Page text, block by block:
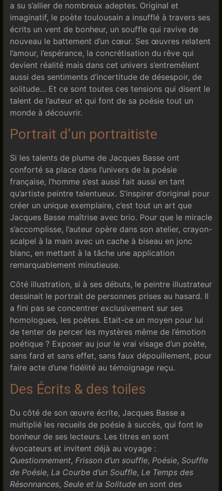
a su s’allier de nombreux adeptes. Original et
imaginatif, le poète toulousain a insufflé à travers ses
écrits un vent de bonheur, un souffle qui ravive de
nouveau le battement d’un cœur. Ses œuvres relatent
l’amour, l’espérance, la concrétisation du rêve qui
devient réalité mais dans cet univers s’entremêlent
aussi des sentiments d’incertitude de désespoir, de
solitude… Et ce sont toutes ces tensions qui disent le
talent de l’auteur et qui font de sa poésie tout un
monde à découvrir.
Portrait d’un portraitiste
Si les talents de plume de Jacques Basse ont
conforté sa place dans l’univers de la poésie
française, l’homme s’est aussi fait aussi en tant
qu’artiste peintre talentueux. S’inspirer d’original pour
créer un unique exemplaire, c’est tout un art que
Jacques Basse maîtrise avec brio. Pour que le miracle
s’accomplisse, l’auteur opère dans son atelier, crayon-
scalpel à la main avec un cache à biseau en jonc
blanc, en mettant à la tâche une application
remarquablement minutieuse.
Côté illustration, si à ses débuts, le peintre illustrateur
dessinait le portrait de personnes prises au hasard. Il
a fini pas se concentrer exclusivement sur ses
homologues, les poètes. Etait-ce un moyen pour lui
de tenter de percer les mystères même de l’émotion
poétique ? Exposer au jour le vrai visage d’un poète,
sans fard et sans effet, sans faux dépouillement, pour
faire acte d’une fidélité au témoignage reçu.
Des Écrits & des toiles
Du côté de son œuvre écrite, Jacques Basse a
multiplié les recueils de poésie à succès, qui font le
bonheur de ses lecteurs. Les titres en sont
évocateurs et invitent déjà au voyage :
Questionnement, Frisson d’un souffle, Poésie, Souffle
de Poésie, La Courbe d’un Souffle, Le Temps des
Résonnances, Seule et la Solitudeen sont des